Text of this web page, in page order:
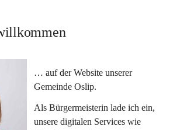
… auf der Website unserer
Gemeinde Oslip.
Als Bürgermeisterin lade ich ein,
unsere digitalen Services wie